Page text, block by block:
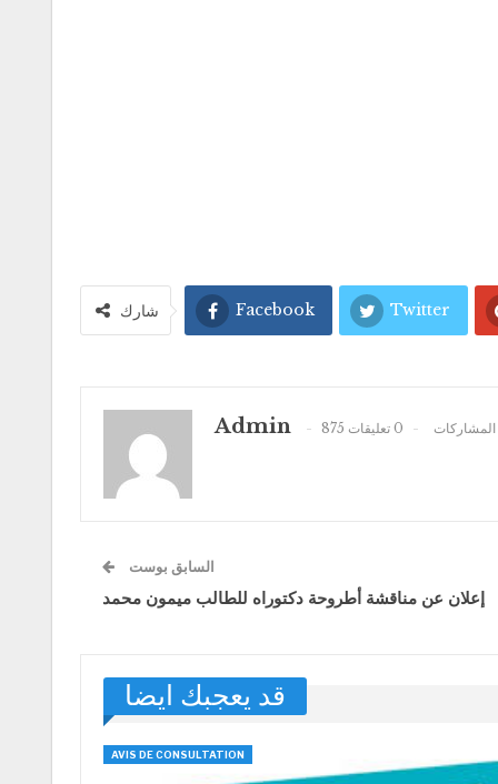
شارك Facebook Twitter
Admin 875 المشاركات 0 تعليقات
السابق بوست
إعلان عن مناقشة أطروحة دكتوراه للطالب ميمون محمد
قد يعجبك ايضا
AVIS DE CONSULTATION